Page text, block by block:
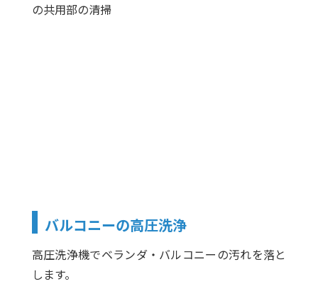
の共用部の清掃
バルコニーの高圧洗浄
高圧洗浄機でベランダ・バルコニーの汚れを落と
します。